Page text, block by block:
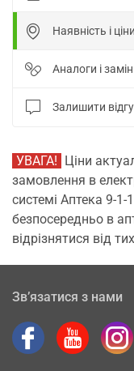
Наявність і ціни
Аналоги і
Залишити
УВАГА! Ціни
замовлення в
системі Аптека 9-1-
безпосередньо в
відрізнятися від
Зв’язатися з нами